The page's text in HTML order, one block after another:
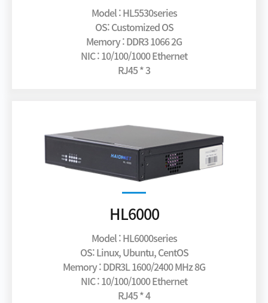
Model : HL5530series
OS: Customized OS
Memory : DDR3 1066 2G
NIC : 10/100/1000 Ethernet
RJ45 * 3
HL6000
Model : HL6000series
OS: Linux, Ubuntu, CentOS
Memory : DDR3L 1600/2400 MHz 8G
NIC : 10/100/1000 Ethernet
RJ45 * 4